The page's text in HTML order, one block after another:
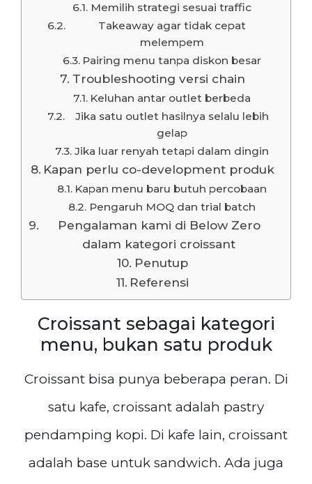
Memilih strategi sesuai traffic
Takeaway agar tidak cepat
melempem
Pairing menu tanpa diskon besar
Troubleshooting versi chain
Keluhan antar outlet berbeda
Jika satu outlet hasilnya selalu lebih
gelap
Jika luar renyah tetapi dalam dingin
Kapan perlu co-development produk
Kapan menu baru butuh percobaan
Pengaruh MOQ dan trial batch
Pengalaman kami di Below Zero
dalam kategori croissant
Penutup
Referensi
Croissant sebagai kategori
menu, bukan satu produk
Croissant bisa punya beberapa peran. Di
satu kafe, croissant adalah pastry
pendamping kopi. Di kafe lain, croissant
adalah base untuk sandwich. Ada juga